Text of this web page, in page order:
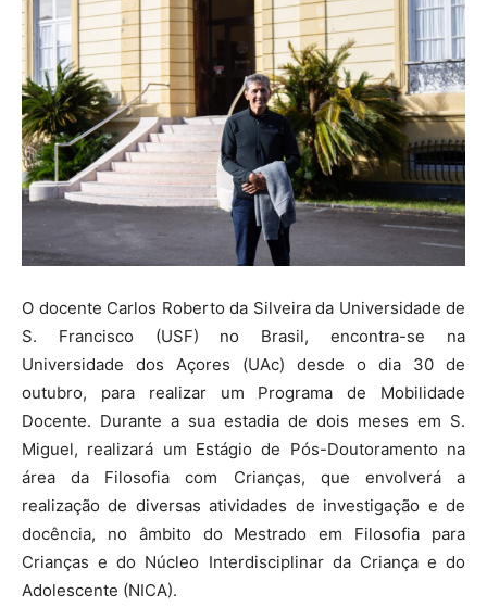
O docente Carlos Roberto da Silveira da Universidade de
S. Francisco (USF) no Brasil, encontra-se na
Universidade dos Açores (UAc) desde o dia 30 de
outubro, para realizar um Programa de Mobilidade
Docente. Durante a sua estadia de dois meses em S.
Miguel, realizará um Estágio de Pós-Doutoramento na
área da Filosofia com Crianças, que envolverá a
realização de diversas atividades de investigação e de
docência, no âmbito do Mestrado em Filosofia para
Crianças e do Núcleo Interdisciplinar da Criança e do
Adolescente (NICA).